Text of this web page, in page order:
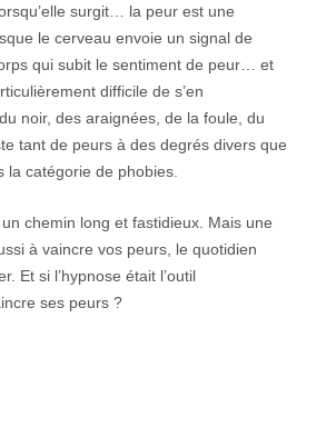
surgit… la peur est une
le cerveau envoie un signal de
qui subit le sentiment de peur… et
difficile de s’en
noir, des araignées, de la foule, du
tant de peurs à des degrés divers que
la catégorie de phobies.
chemin long et fastidieux. Mais une
à vaincre vos peurs, le quotidien
Et si l’hypnose était l’outil
ses peurs ?